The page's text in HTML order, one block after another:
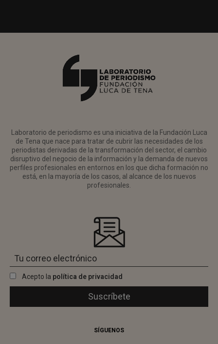
Laboratorio de periodismo es una iniciativa de la Fundación Luca
de Tena que nace para tratar de cubrir las necesidades de los
periodistas derivadas de la transformación del sector, el cambio
disruptivo del negocio de la información y la demanda de nuevos
perfiles profesionales en entornos en los que dicha formación no
está, en la mayoría de los casos, al alcance de los nuevos
profesionales.
Acepto la política de privacidad
SÍGUENOS